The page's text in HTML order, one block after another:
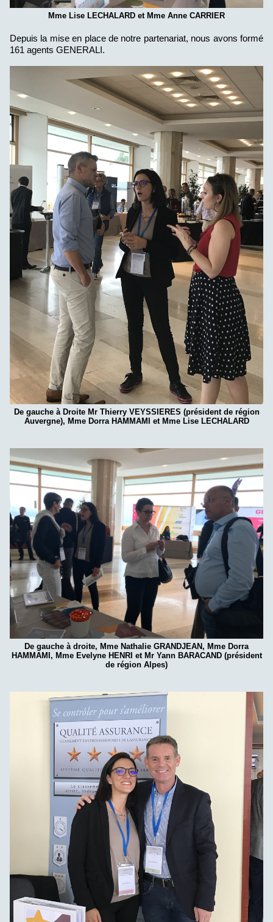
Mme Lise LECHALARD et Mme Anne CARRIER
Depuis la mise en place de notre partenariat, nous avons formé
161 agents GENERALI.
De gauche à Droite Mr Thierry VEYSSIERES (président de région
Auvergne), Mme Dorra HAMMAMI et Mme Lise LECHALARD
De gauche à droite, Mme Nathalie GRANDJEAN, Mme Dorra
HAMMAMI, Mme Evelyne HENRI et Mr Yann BARACAND (président
de région Alpes)